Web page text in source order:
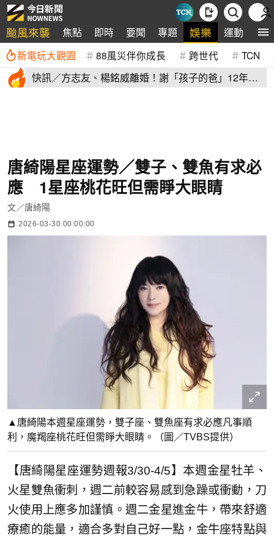
颱風來襲 焦點 即時 要聞 專題 娛樂 運動 全
新電玩大觀園 88風災伴你成長 跨世代 TCN
快訊／方志友、楊銘威離婚！謝「孩子的爸」12年包
唐綺陽星座運勢／雙子、雙魚有求必
應 1星座桃花旺但需睜大眼睛
文／唐綺陽
2026-03-30 00:00:00
▲唐綺陽本週星座運勢，雙子座、雙魚座有求必應凡事順
利，魔羯座桃花旺但需睜大眼睛。（圖／TVBS提供）
【唐綺陽星座運勢週報3/30-4/5】本週金星牡羊、
火星雙魚衝刺，週二前較容易感到急躁或衝動，刀
火使用上應多加謹慎。週二金星進金牛，帶來舒適
療癒的能量，適合多對自己好一點，金牛座特點與